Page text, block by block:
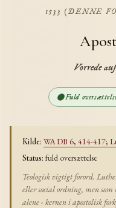
1533 (DENNE
Vorrede
⬤Fuld
Kilde: WA DB 6, 414-417;
Status: fuld oversættelse
Teologisk vigtigt forord.
eller social ordning, men
alene - kernen i apostolisk